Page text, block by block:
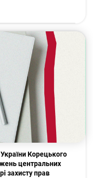
Корецького
центральних
захисту прав